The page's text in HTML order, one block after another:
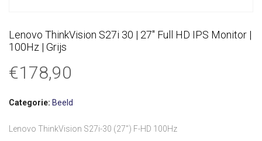
Lenovo ThinkVision S27i 30 | 27″ Full HD IPS Monitor |
100Hz | Grijs
€178,90
Categorie: Beeld
Lenovo ThinkVision S27i-30 (27″) F-HD 100Hz